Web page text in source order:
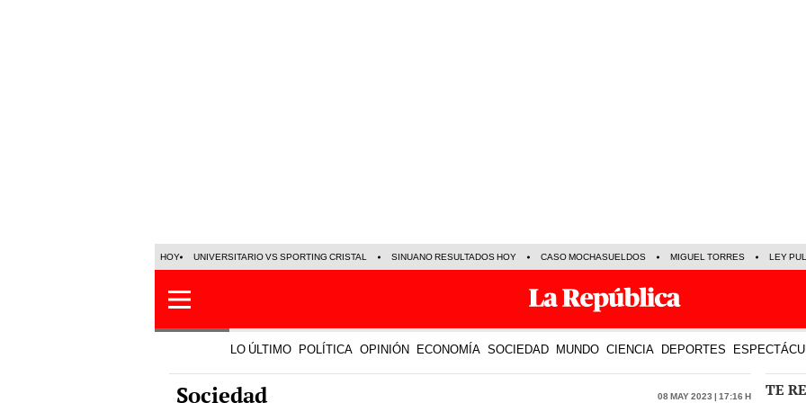
LO ÚLTIMO POLÍTICA OPINIÓN ECONOMÍA SOCIEDAD MUNDO CIENCIA DEPORTES
Sociedad 08 May 2023 | 17:16 h TE